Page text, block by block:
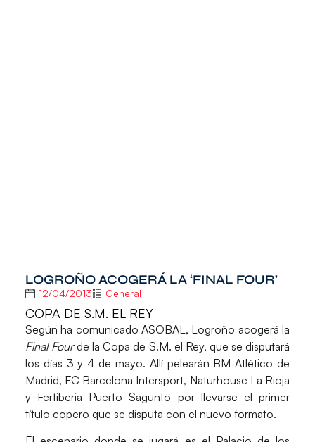
LOGROÑO ACOGERÁ LA ‘FINAL FOUR’
12/04/2013 General
COPA DE S.M. EL REY
Según ha comunicado ASOBAL, Logroño acogerá la
Final Fourde la Copa de S.M. el Rey, que se disputará
los días 3 y 4 de mayo. Allí pelearán BM Atlético de
Madrid, FC Barcelona Intersport, Naturhouse La Rioja
y Fertiberia Puerto Sagunto por llevarse el primer
título copero que se disputa con el nuevo formato.